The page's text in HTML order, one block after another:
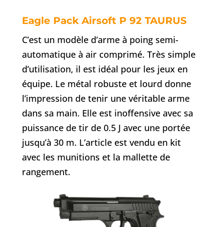
Eagle Pack Airsoft P 92 TAURUS
C’est un modèle d’arme à poing semi-
automatique à air comprimé. Très simple
d’utilisation, il est idéal pour les jeux en
équipe. Le métal robuste et lourd donne
l’impression de tenir une véritable arme
dans sa main. Elle est inoffensive avec sa
puissance de tir de 0.5 J avec une portée
jusqu’à 30 m. L’article est vendu en kit
avec les munitions et la mallette de
rangement.